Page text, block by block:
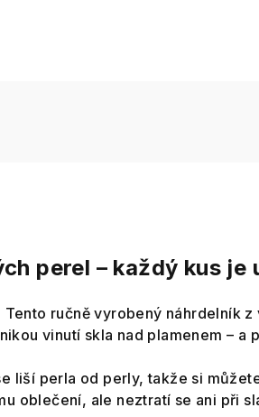
perel – každý kus je
ručně vyrobený náhrdelník
vinutí skla nad plamenem –
liší perla od perly, takže si
oblečení, ale neztratí se ani při